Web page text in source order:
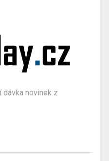
dávka novinek z